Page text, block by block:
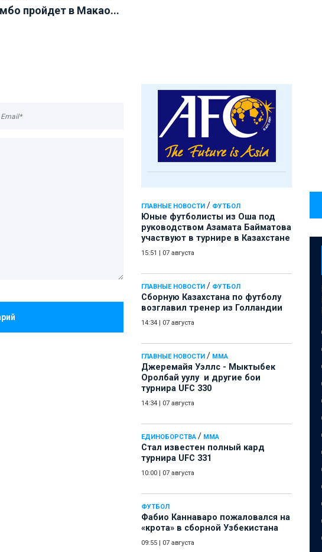
ГЛАВНЫЕ НОВОСТИ / ФУТБОЛ
Юные футболисты из Оша под
руководством Азамата Байматова
участвуют в турнире в Казахстане
15:51 07 августа
ГЛАВНЫЕ НОВОСТИ / ФУТБОЛ
Сборную Казахстана по футболу
возглавил тренер из Голландии
14:34 07 августа
ГЛАВНЫЕ НОВОСТИ / ММА
Джеремайя Уэллс - Мыктыбек
Оролбай уулу и другие бои
турнира UFC 330
14:34 07 августа
ЕДИНОБОРСТВА / ММА
Стал известен полный кард
турнира UFC 331
10:00 07 августа
ФУТБОЛ
Фабио Каннаваро пожаловался на
«крота» в сборной Узбекистана
09:55 07 августа
пройдет в Макао...